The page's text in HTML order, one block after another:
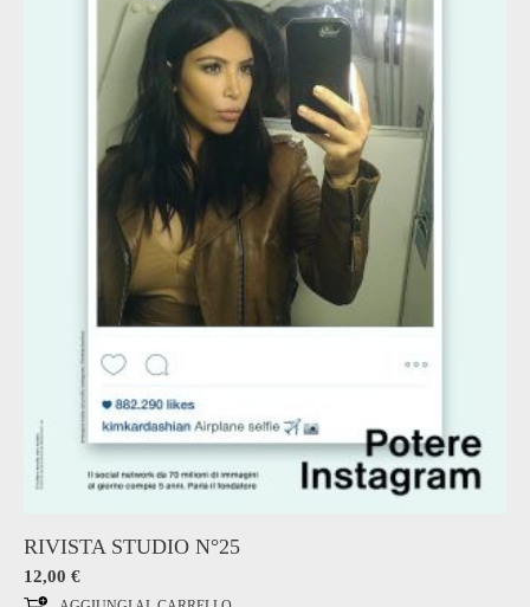
RIVISTA STUDIO N°25
12,00 €